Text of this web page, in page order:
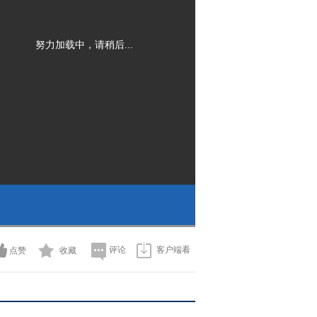
努力加载中，请稍后...
点赞 收藏 评论 客户端看